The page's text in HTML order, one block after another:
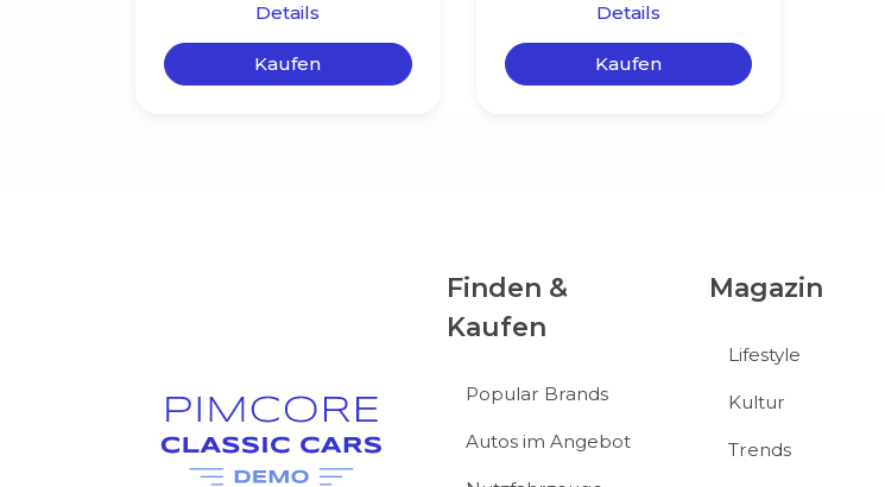
Details
Kaufen
Details
Kaufen
Finden &
Kaufen
Popular Brands
Autos im Angebot
Magazin
Lifestyle
Kultur
Trends